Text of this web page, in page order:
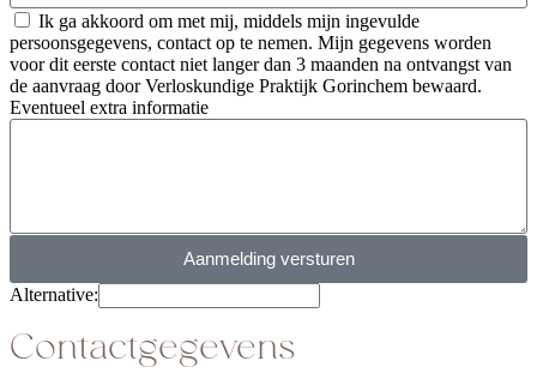
Ik ga akkoord om met mij, middels mijn ingevulde
persoonsgegevens, contact op te nemen. Mijn gegevens worden
voor dit eerste contact niet langer dan 3 maanden na ontvangst van
de aanvraag door Verloskundige Praktijk Gorinchem bewaard.
Eventueel extra informatie
Aanmelding versturen
Alternative:
Contactgegevens